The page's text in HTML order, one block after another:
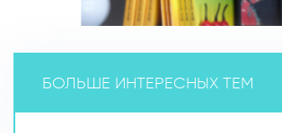
БОЛЬШЕ ИНТЕРЕСНЫХ ТЕМ